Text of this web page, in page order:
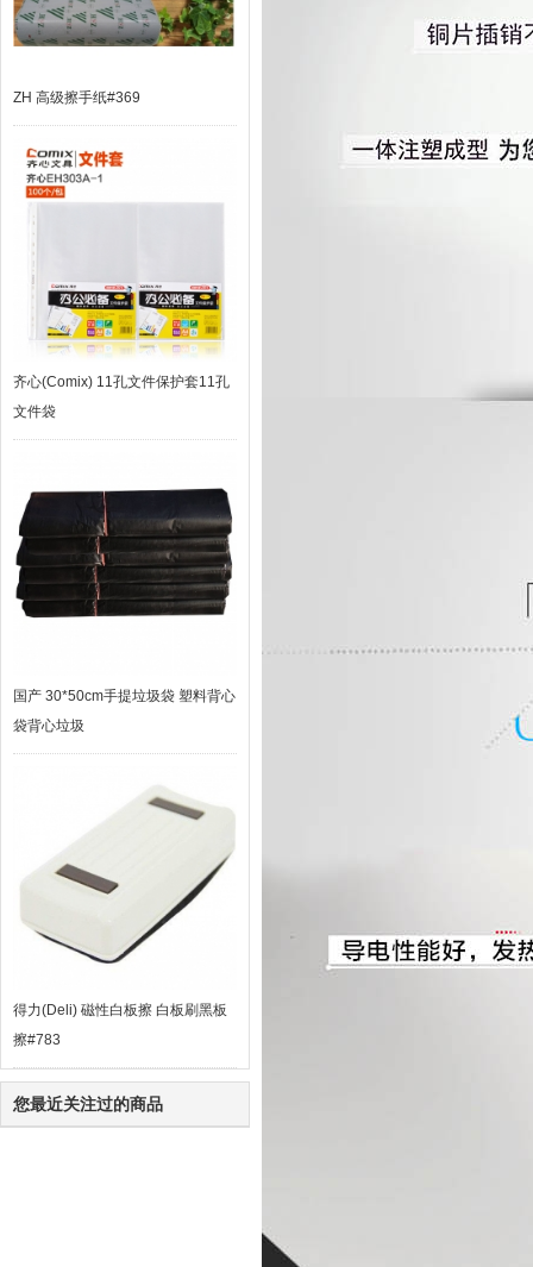
ZH 高级擦手纸#369
齐心(Comix) 11孔文件保护套11孔
文件袋
国产 30*50cm手提垃圾袋 塑料背心
袋背心垃圾
得力(Deli) 磁性白板擦 白板刷黑板
擦#783
您最近关注过的商品